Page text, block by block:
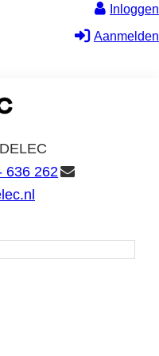
Inloggen
Aanmelden
636 262